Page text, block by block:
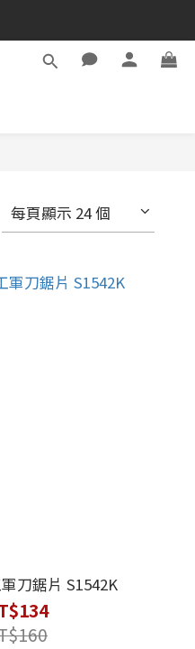
每頁顯示 24 個
刀鋸片 S1542K